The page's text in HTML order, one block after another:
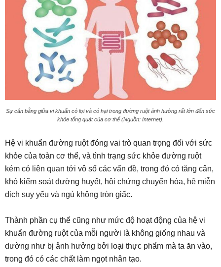
Sự cân bằng giữa vi khuẩn có lợi và có hại trong đường ruột ảnh hưởng rất lớn đến sức
khỏe tổng quát của cơ thể (Nguồn: Internet).
Hệ vi khuẩn đường ruột đóng vai trò quan trọng đối với sức
khỏe của toàn cơ thể, và tình trạng sức khỏe đường ruột
kém có liên quan tới vô số các vấn đề, trong đó có tăng cân,
khó kiểm soát đường huyết, hội chứng chuyển hóa, hệ miễn
dịch suy yếu và ngủ không tròn giấc.
Thành phần cụ thể cũng như mức độ hoạt động của hệ vi
khuẩn đường ruột của mỗi người là không giống nhau và
dường như bị ảnh hưởng bởi loại thực phẩm mà ta ăn vào,
trong đó có các chất làm ngọt nhân tạo.